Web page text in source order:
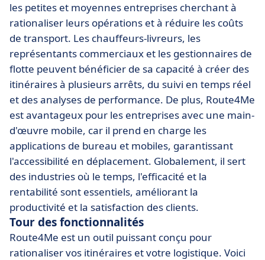
les petites et moyennes entreprises cherchant à
rationaliser leurs opérations et à réduire les coûts
de transport. Les chauffeurs-livreurs, les
représentants commerciaux et les gestionnaires de
flotte peuvent bénéficier de sa capacité à créer des
itinéraires à plusieurs arrêts, du suivi en temps réel
et des analyses de performance. De plus, Route4Me
est avantageux pour les entreprises avec une main-
d'œuvre mobile, car il prend en charge les
applications de bureau et mobiles, garantissant
l'accessibilité en déplacement. Globalement, il sert
des industries où le temps, l'efficacité et la
rentabilité sont essentiels, améliorant la
productivité et la satisfaction des clients.
Tour des fonctionnalités
Route4Me est un outil puissant conçu pour
rationaliser vos itinéraires et votre logistique. Voici